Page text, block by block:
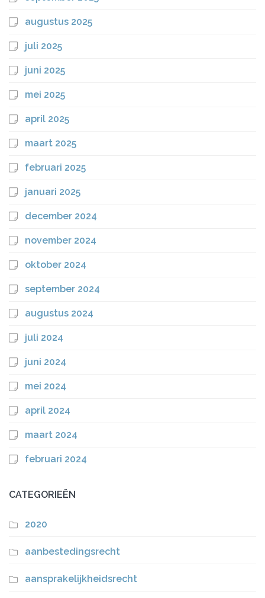
augustus 2025
juli 2025
juni 2025
mei 2025
april 2025
maart 2025
februari 2025
januari 2025
december 2024
november 2024
oktober 2024
september 2024
augustus 2024
juli 2024
juni 2024
mei 2024
april 2024
maart 2024
februari 2024
CATEGORIEËN
2020
aanbestedingsrecht
aansprakelijkheidsrecht